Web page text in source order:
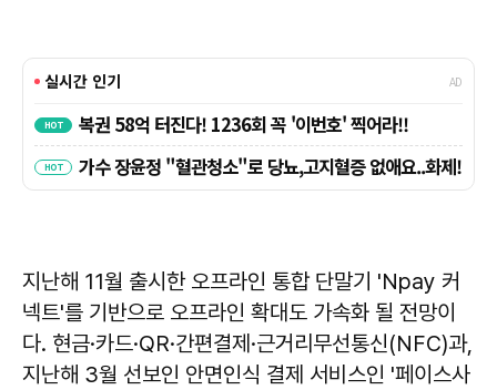
지난해 11월 출시한 오프라인 통합 단말기 'Npay 커
넥트'를 기반으로 오프라인 확대도 가속화 될 전망이
다. 현금·카드·QR·간편결제·근거리무선통신(NFC)과,
지난해 3월 선보인 안면인식 결제 서비스인 '페이스사